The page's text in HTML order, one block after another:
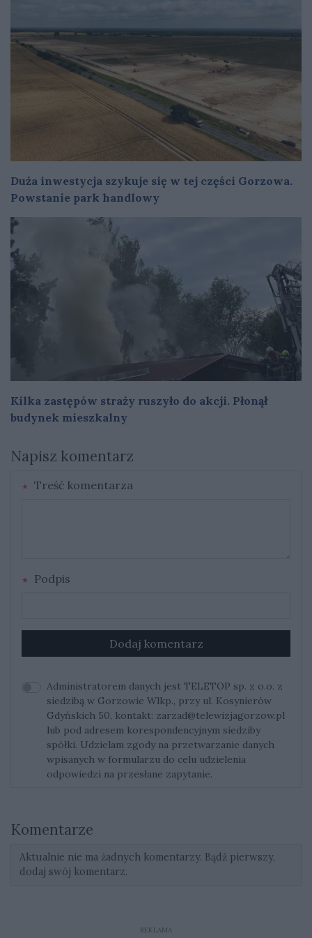
Duża inwestycja szykuje się w tej części Gorzowa.
Powstanie park handlowy
Kilka zastępów straży ruszyło do akcji. Płonął
budynek mieszkalny
Napisz komentarz
Treść komentarza
Podpis
Dodaj komentarz
Administratorem danych jest TELETOP sp. z o.o. z
siedzibą w Gorzowie Wlkp., przy ul. Kosynierów
Gdyńskich 50, kontakt: zarzad@telewizjagorzow.pl
lub pod adresem korespondencyjnym siedziby
spółki. Udzielam zgody na przetwarzanie danych
wpisanych w formularzu do celu udzielenia
odpowiedzi na przesłane zapytanie.
Komentarze
Aktualnie nie ma żadnych komentarzy. Bądź pierwszy,
dodaj swój komentarz.
REKLAMA